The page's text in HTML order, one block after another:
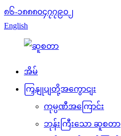
၈၆-၁၈၈၈၀၄၇၇၉၀၂
English
အိမ်
ကြှနျုပျတို့အကွောငျး
ကုမ္ပဏီအကြောင်း
ဘုန်းကြီးသော ဆူစတာ